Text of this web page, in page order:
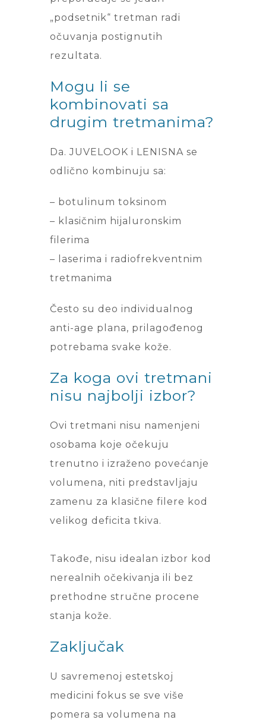
„podsetnik“ tretman radi
očuvanja postignutih
rezultata.
Mogu li se
kombinovati sa
drugim tretmanima?
Da. JUVELOOK i LENISNA se
odlično kombinuju sa:
– botulinum toksinom
– klasičnim hijaluronskim
filerima
– laserima i radiofrekventnim
tretmanima
Često su deo individualnog
anti-age plana, prilagođenog
potrebama svake kože.
Za koga ovi tretmani
nisu najbolji izbor?
Ovi tretmani nisu namenjeni
osobama koje očekuju
trenutno i izraženo povećanje
volumena, niti predstavljaju
zamenu za klasične filere kod
velikog deficita tkiva.
Takođe, nisu idealan izbor kod
nerealnih očekivanja ili bez
prethodne stručne procene
stanja kože.
Zaključak
U savremenoj estetskoj
medicini fokus se sve više
pomera sa volumena na